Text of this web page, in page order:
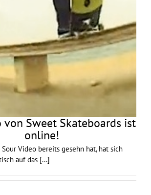
von Sweet Skateboards ist
online!
Video bereits gesehn hat, hat sich
auf das [...]